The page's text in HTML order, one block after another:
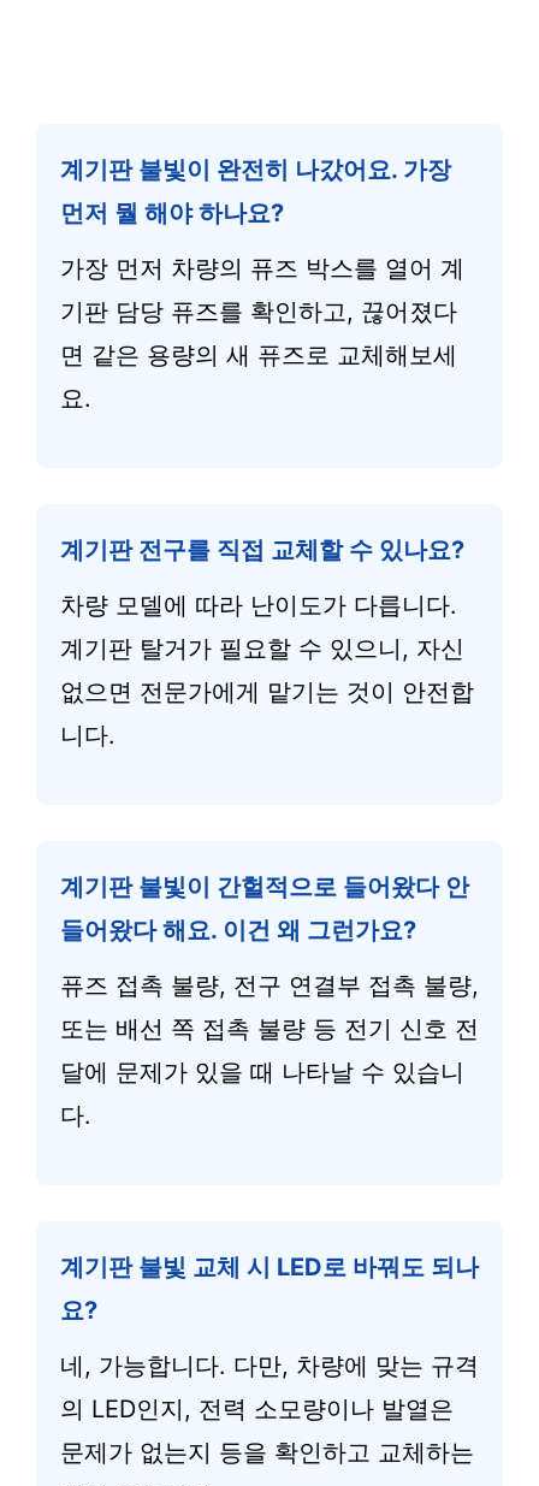
계기판 불빛이 완전히 나갔어요. 가장
먼저 뭘 해야 하나요?
가장 먼저 차량의 퓨즈 박스를 열어 계
기판 담당 퓨즈를 확인하고, 끊어졌다
면 같은 용량의 새 퓨즈로 교체해보세
요.
계기판 전구를 직접 교체할 수 있나요?
차량 모델에 따라 난이도가 다릅니다.
계기판 탈거가 필요할 수 있으니, 자신
없으면 전문가에게 맡기는 것이 안전합
니다.
계기판 불빛이 간헐적으로 들어왔다 안
들어왔다 해요. 이건 왜 그런가요?
퓨즈 접촉 불량, 전구 연결부 접촉 불량,
또는 배선 쪽 접촉 불량 등 전기 신호 전
달에 문제가 있을 때 나타날 수 있습니
다.
계기판 불빛 교체 시 LED로 바꿔도 되나
요?
네, 가능합니다. 다만, 차량에 맞는 규격
의 LED인지, 전력 소모량이나 발열은
문제가 없는지 등을 확인하고 교체하는